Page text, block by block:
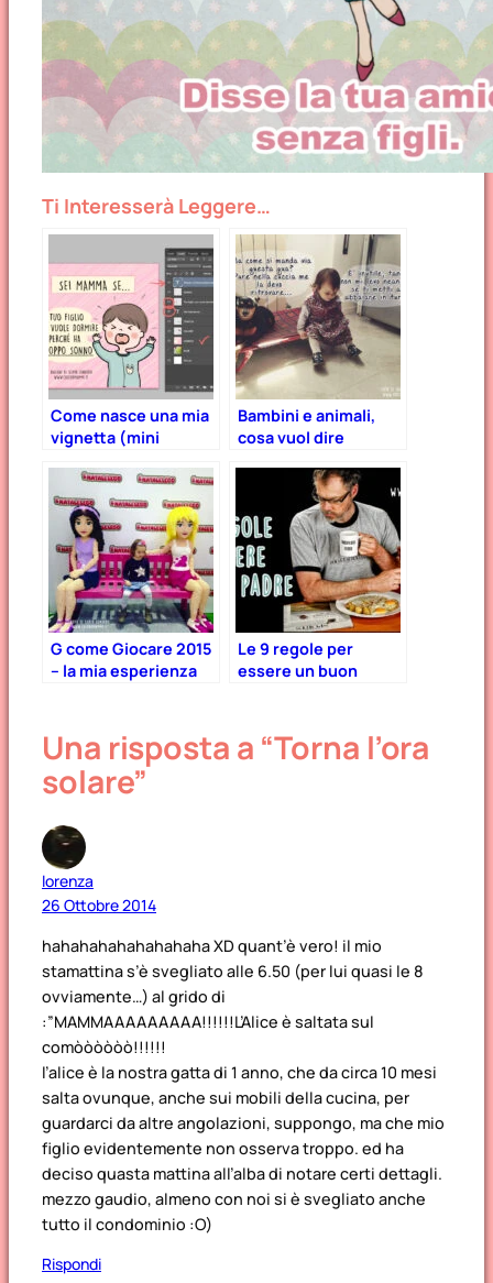
Ti Interesserà Leggere…
Come nasce una mia
vignetta (mini
Bambini e animali,
cosa vuol dire
G come Giocare 2015
– la mia esperienza
Le 9 regole per
essere un buon
Una risposta a “Torna l’ora
solare”
lorenza
26 Ottobre 2014
hahahahahahahahaha XD quant’è vero! il mio
stamattina s’è svegliato alle 6.50 (per lui quasi le 8
ovviamente…) al grido di
:”MAMMAAAAAAAAA!!!!!!L’Alice è saltata sul
comòòòòòò!!!!!!
l’alice è la nostra gatta di 1 anno, che da circa 10 mesi
salta ovunque, anche sui mobili della cucina, per
guardarci da altre angolazioni, suppongo, ma che mio
figlio evidentemente non osserva troppo. ed ha
deciso quasta mattina all’alba di notare certi dettagli.
mezzo gaudio, almeno con noi si è svegliato anche
tutto il condominio :O)
Rispondi